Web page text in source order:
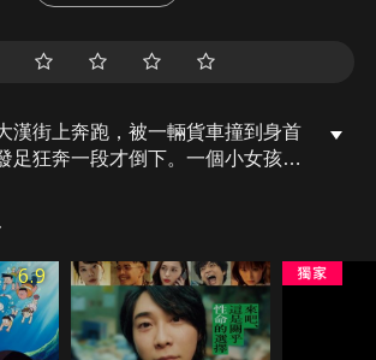
漢街上奔跑，被一輛貨車撞到身首
足狂奔一段才倒下。一個小女孩目
個古古怪怪，自稱有單邊陰陽
女孩子產生莫名好感，但奇怪的事
6.9